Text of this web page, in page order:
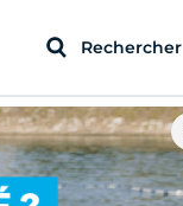
Rechercher